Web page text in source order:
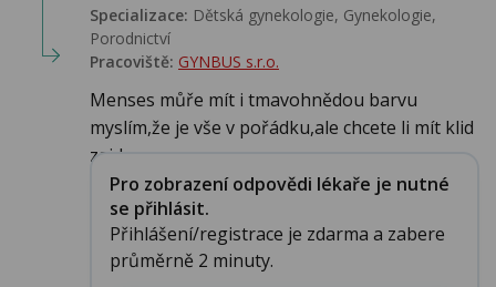
Specializace: Dětská gynekologie, Gynekologie,
Porodnictví
Pracoviště: GYNBUS s.r.o.
Menses můře mít i tmavohnědou barvu
myslím,že je vše v pořádku,ale chcete li mít klid
zajd...
Pro zobrazení odpovědi lékaře je nutné
se přihlásit.
Přihlášení/registrace je zdarma a zabere
průměrně 2 minuty.